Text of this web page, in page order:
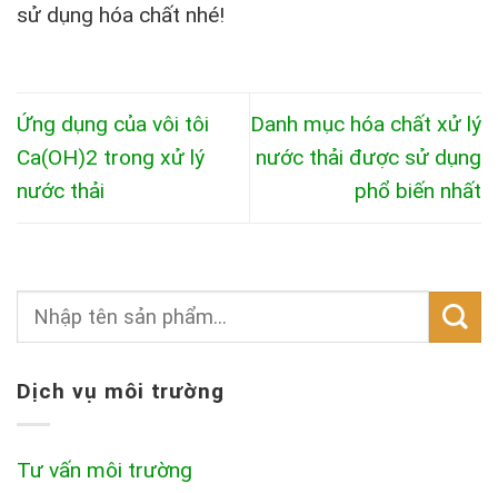
sử dụng hóa chất nhé!
Ứng dụng của vôi tôi
Ca(OH)2 trong xử lý
nước thải
Danh mục hóa chất xử lý
nước thải được sử dụng
phổ biến nhất
Dịch vụ môi trường
Tư vấn môi trường